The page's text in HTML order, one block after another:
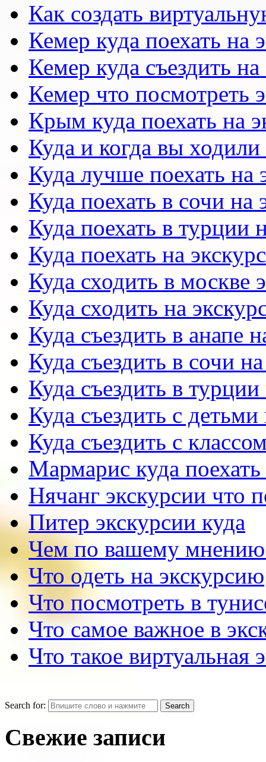
Как создать
Кемер куда поехать на
Кемер куда съездить
Кемер что посмотреть
Крым куда поехать на
Куда и когда вы
Куда лучше поехать на
Куда поехать в сочи на
Куда поехать в турции
Куда поехать на
Куда сходить в москве
Куда сходить на
Куда съездить в анапе
Куда съездить в сочи
Куда съездить в
Куда съездить с
Куда съездить с
Мармарис куда
Нячанг экскурсии что
Питер экскурсии куда
Чем по вашему мнению
Что одеть на экскурсию
Что посмотреть в
Что самое важное в
Что такое виртуальная
Search for:
Свежие записи